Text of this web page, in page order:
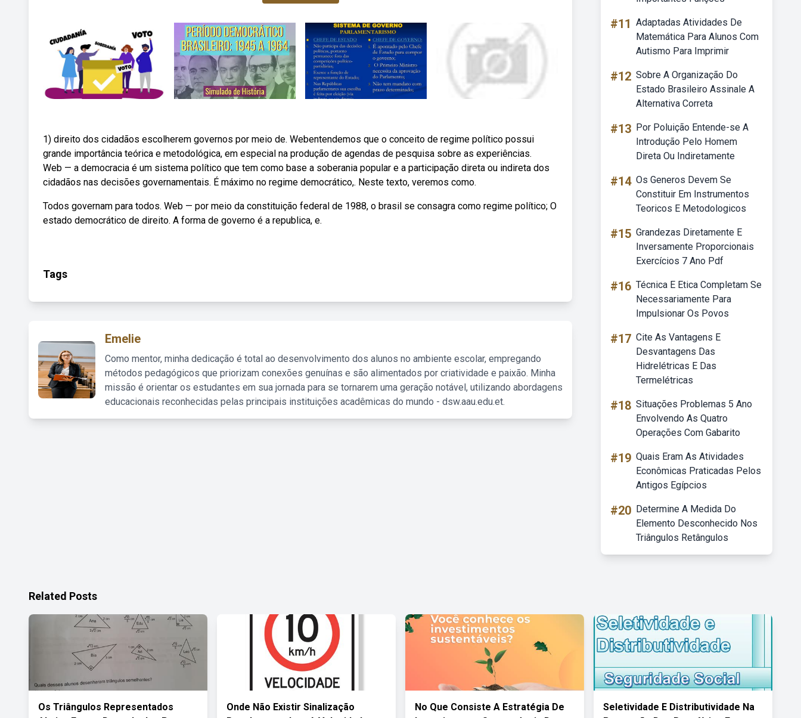
1) direito dos cidadãos escolherem governos por meio de. Webentendemos que o conceito de regime político possui
grande importância teórica e metodológica, em especial na produção de agendas de pesquisa sobre as experiências.
Web — a democracia é um sistema político que tem como base a soberania popular e a participação direta ou indireta dos
cidadãos nas decisões governamentais. É máximo no regime democrático,. Neste texto, veremos como.
Todos governam para todos. Web — por meio da constituição federal de 1988, o brasil se consagra como regime político; O
estado democrático de direito. A forma de governo é a republica, e.
Tags
Emelie
Como mentor, minha dedicação é total ao desenvolvimento dos alunos no ambiente escolar, empregando
métodos pedagógicos que priorizam conexões genuínas e são alimentados por criatividade e paixão. Minha
missão é orientar os estudantes em sua jornada para se tornarem uma geração notável, utilizando abordagens
educacionais reconhecidas pelas principais instituições acadêmicas do mundo - dsw.aau.edu.et.
#11 Adaptadas Atividades De
Matemática Para Alunos Com
Autismo Para Imprimir
#12 Sobre A Organização Do
Estado Brasileiro Assinale A
Alternativa Correta
#13 Por Poluição Entende-se A
Introdução Pelo Homem
Direta Ou Indiretamente
#14 Os Generos Devem Se
Constituir Em Instrumentos
Teoricos E Metodologicos
#15 Grandezas Diretamente E
Inversamente Proporcionais
Exercícios 7 Ano Pdf
#16 Técnica E Etica Completam Se
Necessariamente Para
Impulsionar Os Povos
#17 Cite As Vantagens E
Desvantagens Das
Hidrelétricas E Das
Termelétricas
#18 Situações Problemas 5 Ano
Envolvendo As Quatro
Operações Com Gabarito
#19 Quais Eram As Atividades
Econômicas Praticadas Pelos
Antigos Egípcios
#20 Determine A Medida Do
Elemento Desconhecido Nos
Triângulos Retângulos
Related Posts
Os Triângulos Representados
Onde Não Existir Sinalização
No Que Consiste A Estratégia De
Seletividade E Distributividade Na